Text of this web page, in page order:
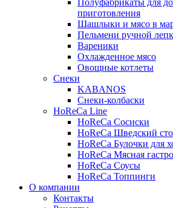
Полуфабрикаты для
приготовления
Шашлыки и мясо в
Пельмени ручной
Вареники
Охлажденное мясо
Овощные котлеты
Снеки
KABANOS
Снеки-колбаски
HoReCa Line
HoReCa Сосиски
HoReCa Шведский
HoReCa Булочки для
HoReCa Мясная
HoReCa Соусы
HoReCa Топпинги
О компании
Контакты